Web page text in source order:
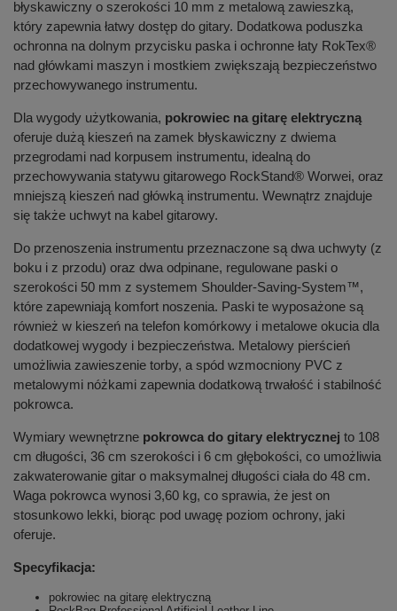
błyskawiczny o szerokości 10 mm z metalową zawieszką,
który zapewnia łatwy dostęp do gitary. Dodatkowa poduszka
ochronna na dolnym przycisku paska i ochronne łaty RokTex®
nad główkami maszyn i mostkiem zwiększają bezpieczeństwo
przechowywanego instrumentu.
Dla wygody użytkowania, pokrowiec na gitarę elektryczną
oferuje dużą kieszeń na zamek błyskawiczny z dwiema
przegrodami nad korpusem instrumentu, idealną do
przechowywania statywu gitarowego RockStand® Worwei, oraz
mniejszą kieszeń nad główką instrumentu. Wewnątrz znajduje
się także uchwyt na kabel gitarowy.
Do przenoszenia instrumentu przeznaczone są dwa uchwyty (z
boku i z przodu) oraz dwa odpinane, regulowane paski o
szerokości 50 mm z systemem Shoulder-Saving-System™,
które zapewniają komfort noszenia. Paski te wyposażone są
również w kieszeń na telefon komórkowy i metalowe okucia dla
dodatkowej wygody i bezpieczeństwa. Metalowy pierścień
umożliwia zawieszenie torby, a spód wzmocniony PVC z
metalowymi nóżkami zapewnia dodatkową trwałość i stabilność
pokrowca.
Wymiary wewnętrzne pokrowca do gitary elektrycznej to 108
cm długości, 36 cm szerokości i 6 cm głębokości, co umożliwia
zakwaterowanie gitar o maksymalnej długości ciała do 48 cm.
Waga pokrowca wynosi 3,60 kg, co sprawia, że jest on
stosunkowo lekki, biorąc pod uwagę poziom ochrony, jaki
oferuje.
Specyfikacja:
pokrowiec na gitarę elektryczną